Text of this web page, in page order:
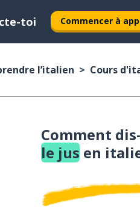
toi Commencer à
l’italien Cours
Comment
le jus en